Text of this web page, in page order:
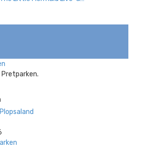
Pretparken.